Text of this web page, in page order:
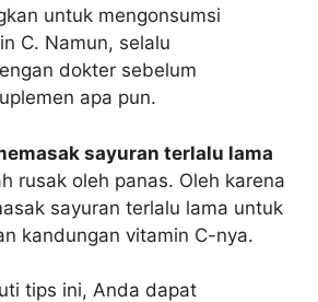
untuk mengonsumsi
C. Namun, selalu
dokter sebelum
apa pun.
sayuran terlalu lama
rusak oleh panas. Oleh karena
sayuran terlalu lama untuk
kandungan vitamin C-nya.
tips ini, Anda dapat